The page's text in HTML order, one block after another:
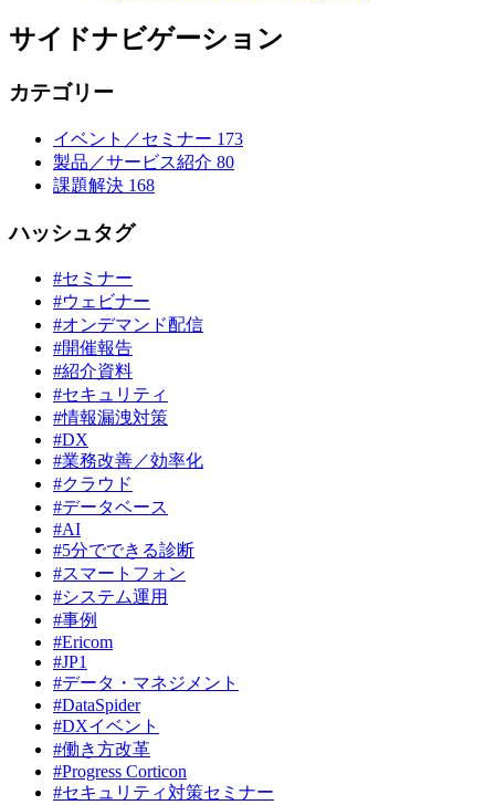
サイドナビゲーション
カテゴリー
イベント／セミナー 173
製品／サービス紹介 80
課題解決 168
ハッシュタグ
#セミナー
#ウェビナー
#オンデマンド配信
#開催報告
#紹介資料
#セキュリティ
#情報漏洩対策
#DX
#業務改善／効率化
#クラウド
#データベース
#AI
#5分でできる診断
#スマートフォン
#システム運用
#事例
#Ericom
#JP1
#データ・マネジメント
#DataSpider
#DXイベント
#働き方改革
#Progress Corticon
#セキュリティ対策セミナー